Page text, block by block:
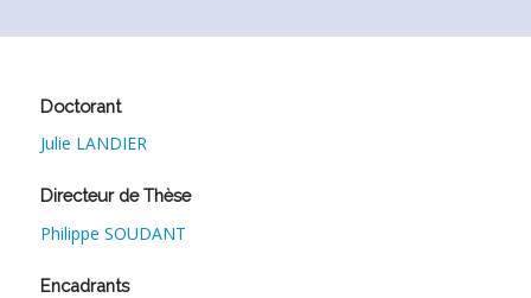
Doctorant
Julie LANDIER
Directeur de Thèse
Philippe SOUDANT
Encadrants